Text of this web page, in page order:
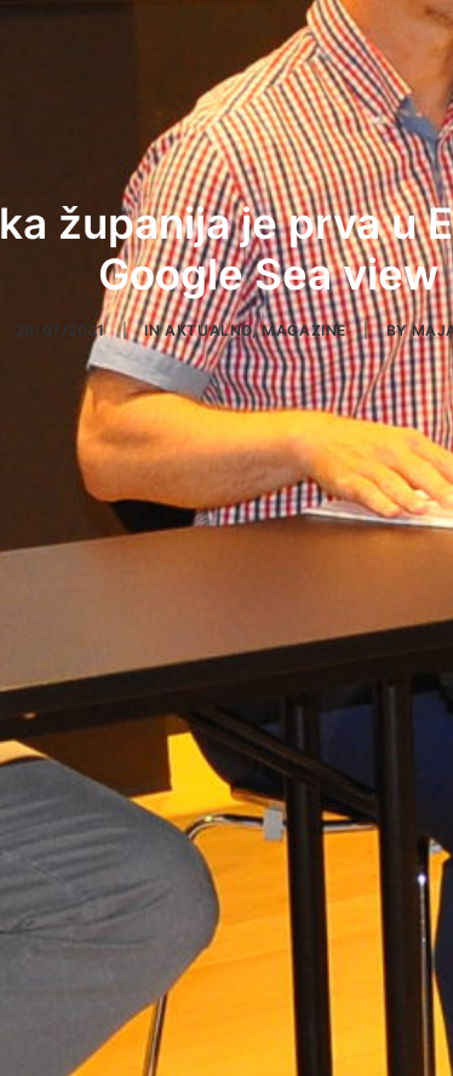
županija je prva u
Google Sea view
26/07/2021 | INAKTUALNO,MAGAZINE | BY